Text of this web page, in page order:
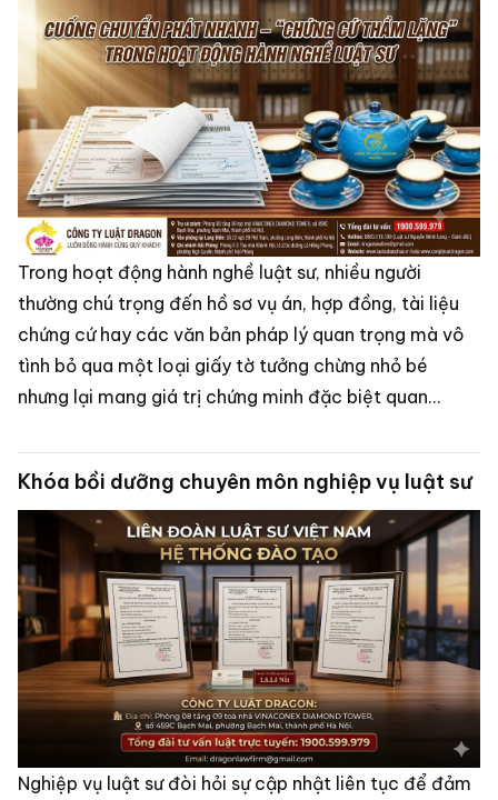
Trong hoạt động hành nghề luật sư, nhiều người
thường chú trọng đến hồ sơ vụ án, hợp đồng, tài liệu
chứng cứ hay các văn bản pháp lý quan trọng mà vô
tình bỏ qua một loại giấy tờ tưởng chừng nhỏ bé
nhưng lại mang giá trị chứng minh đặc biệt quan
nhận thư đi – thư đến, biên nhận công văn và hồ sơ lưu
trữ thư tín văn phòng.
Khóa bồi dưỡng chuyên môn nghiệp vụ luật sư
Nghiệp vụ luật sư đòi hỏi sự cập nhật liên tục để đảm